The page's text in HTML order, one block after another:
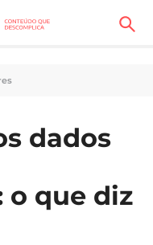
dados
o que diz